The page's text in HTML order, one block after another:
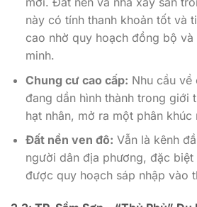
này có tính thanh khoản tốt và
cao nhờ quy hoạch đồng bộ
minh.
Chung cư cao cấp: Nhu cầu về
đang dần hình thành trong giới
hạt nhân, mở ra một phân
Đất nền ven đô: Vẫn là kênh
người dân địa phương, đặc
được quy hoạch sáp nhập vào